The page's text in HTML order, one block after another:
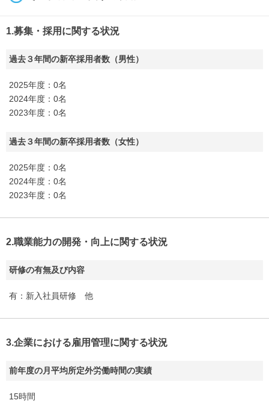
1.募集・採用に関する状況
過去３年間の新卒採用者数（男性）
2025年度：0名
2024年度：0名
2023年度：0名
過去３年間の新卒採用者数（女性）
2025年度：0名
2024年度：0名
2023年度：0名
2.職業能力の開発・向上に関する状況
研修の有無及び内容
有：新入社員研修 他
3.企業における雇用管理に関する状況
前年度の月平均所定外労働時間の実績
15時間